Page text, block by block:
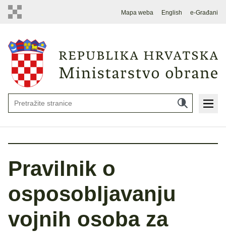
Mapa weba English e-Građani
Pravilnik o
osposobljavanju
vojnih osoba za